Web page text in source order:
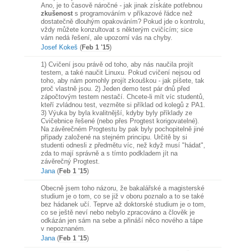
Ano, je to časově náročné - jak jinak získáte potřebnou
zkušenost s programováním v příkazové řádce než
dostatečně dlouhým opakováním? Pokud jde o kontrolu,
vždy můžete konzultovat s některým cvičícím; sice
vám nedá řešení, ale upozorní vás na chyby.
Josef Kokeš (Feb 1 '15)
1) Cvičení jsou právě od toho, aby nás naučila projít
testem, a také naučit Linuxu. Pokud cvičení nejsou od
toho, aby nám pomohly projít zkouškou - jak píšete, tak
proč vlastně jsou. 2) Jeden demo test pár dnů před
zápočtovým testem nestačí. Chcete-li mít víc studentů,
kteří zvládnou test, vezměte si příklad od kolegů z PA1.
3) Výuka by byla kvalitnější, kdyby byly příklady ze
Cvičebnice řešené (nebo přes Progtest korigovatelné).
Na závěrečném Progtestu by pak byly pochopitelně jiné
případy založené na stejném principu. Určitě by si
studenti odnesli z předmětu víc, než když musí "hádat",
zda to mají správně a s tímto podkladem jít na
závěrečný Progtest.
Jana(Feb 1 '15)
Obecně jsem toho názoru, že bakalářské a magisterské
studium je o tom, co se již v oboru poznalo a to se také
bez hádanek učí. Teprve až doktorské studium je o tom,
co se ještě neví nebo nebylo zpracováno a člověk je
odkázán jen sám na sebe a přináší něco nového a tápe
v nepoznaném.
Jana(Feb 1 '15)